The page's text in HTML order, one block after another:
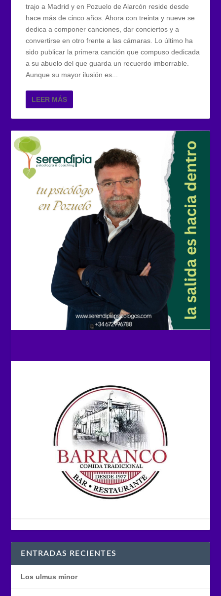
trajo a Madrid y en Pozuelo de Alarcón reside desde
hace más de cinco años. Ahora con treinta y nueve se
dedica a componer canciones, dar conciertos y a
convertirse en otro frente a las cámaras. Lo último ha
sido publicar la primera canción que compuso dedicada
a su abuelo del que guarda un recuerdo imborrable.
Aunque su mayor ilusión es...
LEER MÁS
ENTRADAS RECIENTES
Los ulmus minor